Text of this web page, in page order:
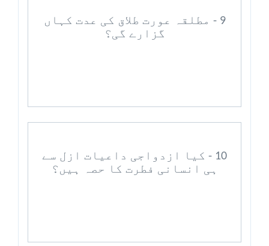
9 - مطلقہ عورت طلاق کی عدت کہاں
گزارے گی؟
10 - کیا ازدواجی داعیات ازل سے
ہی انسانی فطرت کا حصہ ہیں؟